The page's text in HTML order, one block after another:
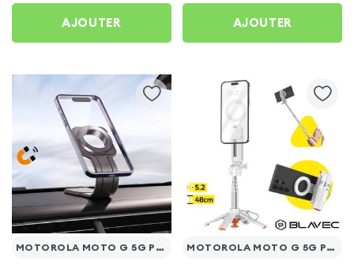
AJOUTER AJOUTER
MOTOROLA MOTO G 5G PLUS MOTOROLA MOTO G 5G PLUS